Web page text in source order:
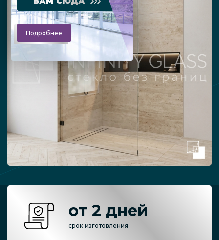
Подробнее
от 2 дней
срок изготовления